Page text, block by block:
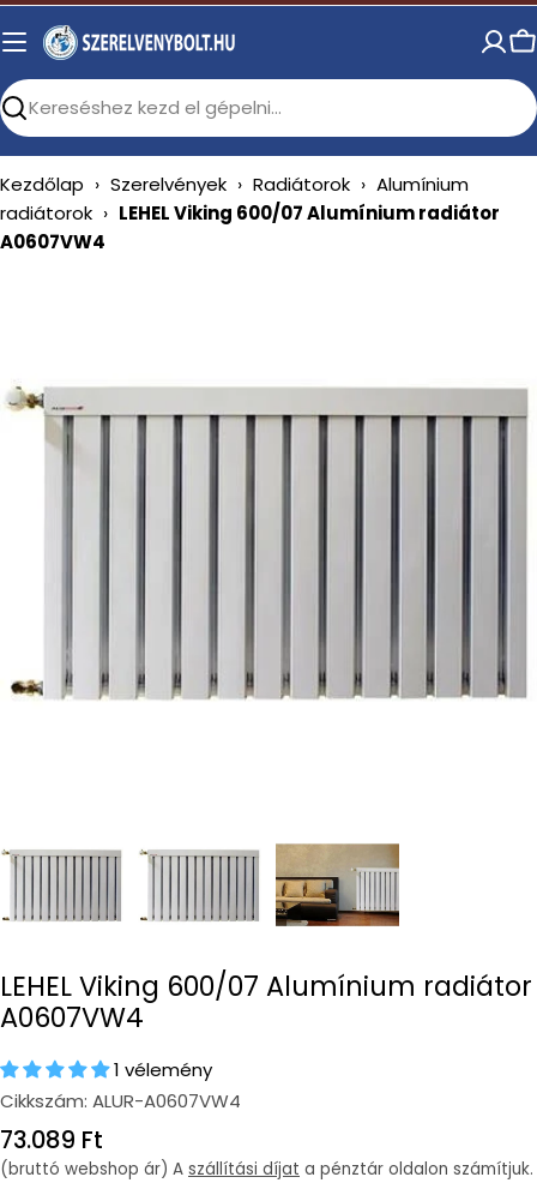
Skip
to
Search
Kezdőlap › Szerelvények › Radiátorok › Alumínium
radiátorok › LEHEL Viking 600/07 Alumínium radiátor
A0607VW4
LEHEL Viking 600/07 Alumínium radiátor
A0607VW4
1 vélemény
Cikkszám: ALUR-A0607VW4
Regular
price
73.089 Ft
(bruttó webshop ár) A szállítási díjat a pénztár oldalon számítjuk.